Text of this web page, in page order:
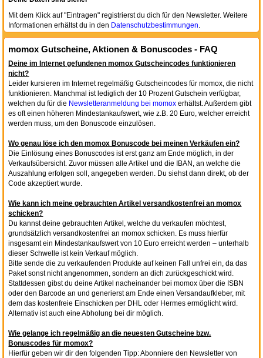
Mit dem Klick auf "Eintragen" registrierst du dich für den Newsletter. Weitere
Informationen erhältst du in den Datenschutzbestimmungen.
momox Gutscheine, Aktionen & Bonuscodes - FAQ
Deine im Internet gefundenen momox Gutscheincodes funktionieren
nicht?
Leider kursieren im Internet regelmäßig Gutscheincodes für momox, die nicht
funktionieren. Manchmal ist lediglich der 10 Prozent Gutschein verfügbar,
welchen du für die Newsletteranmeldung bei momox erhältst. Außerdem gibt
es oft einen höheren Mindestankaufswert, wie z.B. 20 Euro, welcher erreicht
werden muss, um den Bonuscode einzulösen.
Wo genau löse ich den momox Bonuscode bei meinen Verkäufen ein?
Die Einlösung eines Bonuscodes ist erst ganz am Ende möglich, in der
Verkaufsübersicht. Zuvor müssen alle Artikel und die IBAN, an welche die
Auszahlung erfolgen soll, angegeben werden. Du siehst dann direkt, ob der
Code akzeptiert wurde.
Wie kann ich meine gebrauchten Artikel versandkostenfrei an momox
schicken?
Du kannst deine gebrauchten Artikel, welche du verkaufen möchtest,
grundsätzlich versandkostenfrei an momox schicken. Es muss hierfür
insgesamt ein Mindestankaufswert von 10 Euro erreicht werden – unterhalb
dieser Schwelle ist kein Verkauf möglich.
Bitte sende die zu verkaufenden Produkte auf keinen Fall unfrei ein, da das
Paket sonst nicht angenommen, sondern an dich zurückgeschickt wird.
Stattdessen gibst du deine Artikel nacheinander bei momox über die ISBN
oder den Barcode an und generierst am Ende einen Versandaufkleber, mit
dem das kostenfreie Einschicken per DHL oder Hermes ermöglicht wird.
Alternativ ist auch eine Abholung bei dir möglich.
Wie gelange ich regelmäßig an die neuesten Gutscheine bzw.
Bonuscodes für momox?
Hierfür geben wir dir den folgenden Tipp: Abonniere den Newsletter von